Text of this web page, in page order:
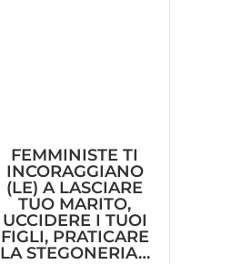
FEMMINISTE TI
INCORAGGIANO
(LE) A LASCIARE
TUO MARITO,
UCCIDERE I TUOI
FIGLI, PRATICARE
LA STEGONERIA…